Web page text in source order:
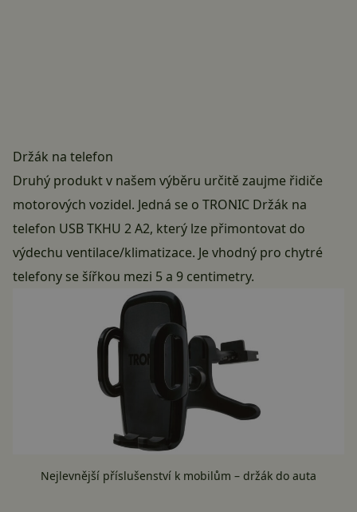
Držák na telefon
Druhý produkt v našem výběru určitě zaujme řidiče
motorových vozidel. Jedná se o TRONIC Držák na
telefon USB TKHU 2 A2, který lze přimontovat do
výdechu ventilace/klimatizace. Je vhodný pro chytré
telefony se šířkou mezi 5 a 9 centimetry.
Nejlevnější příslušenství k mobilům – držák do auta